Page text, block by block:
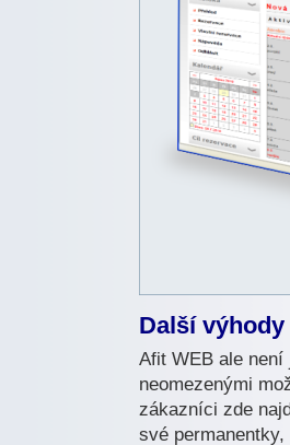
Další
Afit WEB ale
neomezenými
zákazníci zde
své